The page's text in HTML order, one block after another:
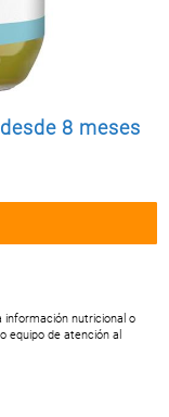
8 meses
información nutricional o
equipo de atención al